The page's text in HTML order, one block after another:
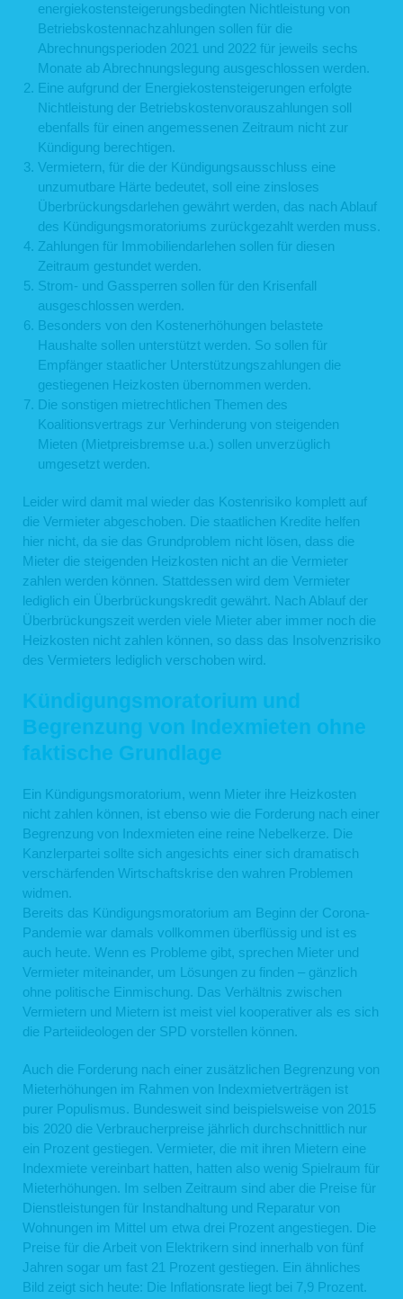
energiekostensteigerungsbedingten Nichtleistung von
Betriebskostennachzahlungen sollen für die
Abrechnungsperioden 2021 und 2022 für jeweils sechs
Monate ab Abrechnungslegung ausgeschlossen werden.
Eine aufgrund der Energiekostensteigerungen erfolgte
Nichtleistung der Betriebskostenvorauszahlungen soll
ebenfalls für einen angemessenen Zeitraum nicht zur
Kündigung berechtigen.
Vermietern, für die der Kündigungsausschluss eine
unzumutbare Härte bedeutet, soll eine zinsloses
Überbrückungsdarlehen gewährt werden, das nach Ablauf
des Kündigungsmoratoriums zurückgezahlt werden muss.
Zahlungen für Immobiliendarlehen sollen für diesen
Zeitraum gestundet werden.
Strom- und Gassperren sollen für den Krisenfall
ausgeschlossen werden.
Besonders von den Kostenerhöhungen belastete
Haushalte sollen unterstützt werden. So sollen für
Empfänger staatlicher Unterstützungszahlungen die
gestiegenen Heizkosten übernommen werden.
Die sonstigen mietrechtlichen Themen des
Koalitionsvertrags zur Verhinderung von steigenden
Mieten (Mietpreisbremse u.a.) sollen unverzüglich
umgesetzt werden.
Leider wird damit mal wieder das Kostenrisiko komplett auf
die Vermieter abgeschoben. Die staatlichen Kredite helfen
hier nicht, da sie das Grundproblem nicht lösen, dass die
Mieter die steigenden Heizkosten nicht an die Vermieter
zahlen werden können. Stattdessen wird dem Vermieter
lediglich ein Überbrückungskredit gewährt. Nach Ablauf der
Überbrückungszeit werden viele Mieter aber immer noch die
Heizkosten nicht zahlen können, so dass das Insolvenzrisiko
des Vermieters lediglich verschoben wird.
Kündigungsmoratorium und
Begrenzung von Indexmieten ohne
faktische Grundlage
Ein Kündigungsmoratorium, wenn Mieter ihre Heizkosten
nicht zahlen können, ist ebenso wie die Forderung nach einer
Begrenzung von Indexmieten eine reine Nebelkerze. Die
Kanzlerpartei sollte sich angesichts einer sich dramatisch
verschärfenden Wirtschaftskrise den wahren Problemen
widmen.
Bereits das Kündigungsmoratorium am Beginn der Corona-
Pandemie war damals vollkommen überflüssig und ist es
auch heute. Wenn es Probleme gibt, sprechen Mieter und
Vermieter miteinander, um Lösungen zu finden – gänzlich
ohne politische Einmischung. Das Verhältnis zwischen
Vermietern und Mietern ist meist viel kooperativer als es sich
die Parteiideologen der SPD vorstellen können.
Auch die Forderung nach einer zusätzlichen Begrenzung von
Mieterhöhungen im Rahmen von Indexmietverträgen ist
purer Populismus. Bundesweit sind beispielsweise von 2015
bis 2020 die Verbraucherpreise jährlich durchschnittlich nur
ein Prozent gestiegen. Vermieter, die mit ihren Mietern eine
Indexmiete vereinbart hatten, hatten also wenig Spielraum für
Mieterhöhungen. Im selben Zeitraum sind aber die Preise für
Dienstleistungen für Instandhaltung und Reparatur von
Wohnungen im Mittel um etwa drei Prozent angestiegen. Die
Preise für die Arbeit von Elektrikern sind innerhalb von fünf
Jahren sogar um fast 21 Prozent gestiegen. Ein ähnliches
Bild zeigt sich heute: Die Inflationsrate liegt bei 7,9 Prozent.